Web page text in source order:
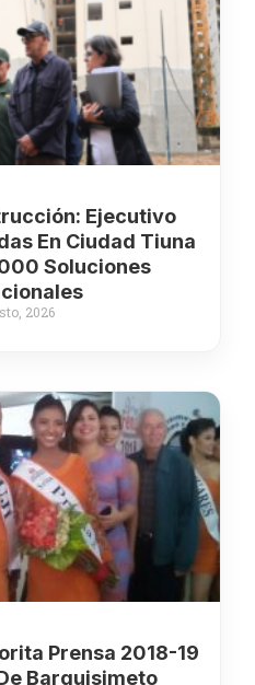
Ejecutivo
En Ciudad Tiuna
Soluciones
2026
Prensa 2018-19
Barquisimeto